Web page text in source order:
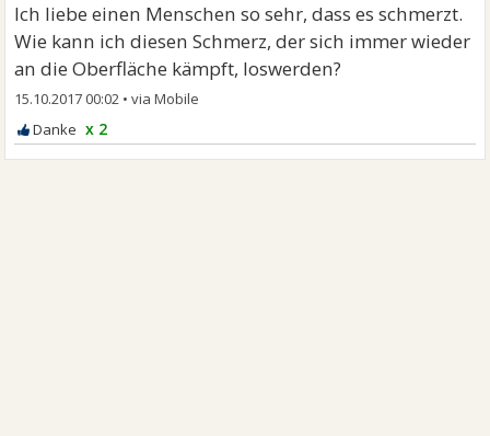
Ich liebe einen Menschen so sehr, dass es schmerzt.
Wie kann ich diesen Schmerz, der sich immer wieder
an die Oberfläche kämpft, loswerden?
15.10.2017 00:02 •
x 2